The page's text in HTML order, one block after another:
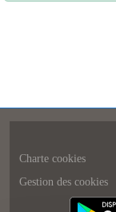
Charte cookies
Gestion des cookies